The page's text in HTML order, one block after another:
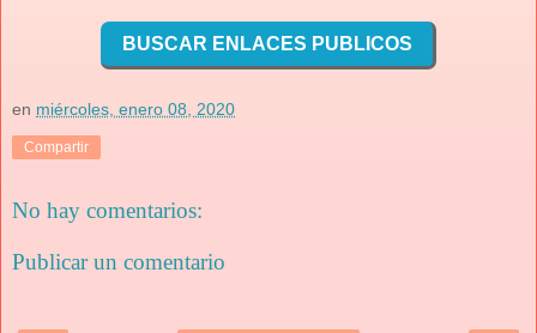
BUSCAR ENLACES PUBLICOS
en miércoles, enero 08, 2020
Compartir
No hay comentarios:
Publicar un comentario